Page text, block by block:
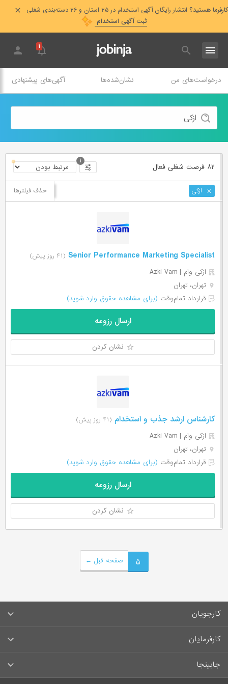
کارفرما هستید؟ انتشار رایگان آگهی استخدام در ۲۵ استان و ۲۶ دسته‌بندی شغلی
ثبت آگهی استخدام
۱
درخواست‌های من نشان‌شده‌ها آگهی‌های پیشنهادی
۸۲ فرصت ‌شغلی فعال
۱
ازکی حذف فیلترها
Senior Performance Marketing Specialist (۴۱ روز پیش)
ازکی وام | Azki Vam
تهران، تهران
قرارداد تمام‌وقت (برای مشاهده حقوق وارد شوید)
ارسال رزومه
نشان کردن
کارشناس ارشد جذب و استخدام (۴۱ روز پیش)
ازکی وام | Azki Vam
تهران، تهران
قرارداد تمام‌وقت (برای مشاهده حقوق وارد شوید)
ارسال رزومه
نشان کردن
← صفحه قبل ۵
کارجویان
سوالات متداول کارجویان
لیست مشاغل
کارفرمایان
راهنمای ثبت آگهی استخدام
جابینجا